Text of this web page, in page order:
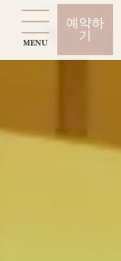
예약하
기
MENU